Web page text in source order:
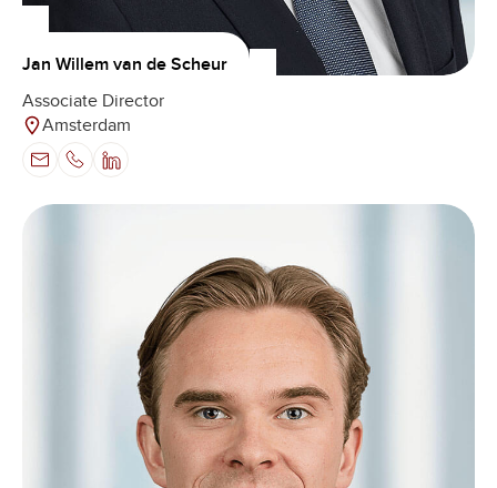
Jan Willem van de Scheur
Associate Director
Amsterdam